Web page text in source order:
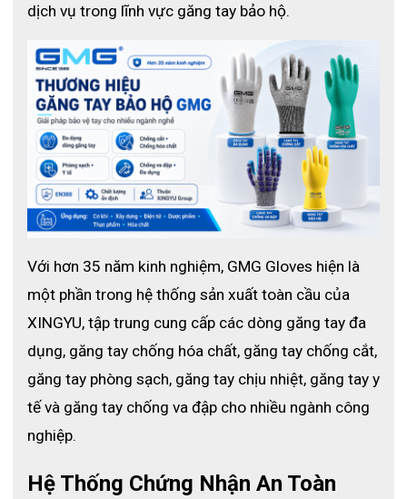
Thông tin găng tay chống cắt cấp độ 5
2. Đặc điểm nổi bật của găng tay
chống cắt H5101
⚡Chống cắt mạnh mẽ – Đạt chuẩn ANSI A3
⚡Chất liệu : Sử dụng sợi HPPE (High-Performance Polyethylene)
kết hợp sợi thủy tinh – thấm hút mồ hôi tốt, không gây bí nóng
⚡Tiêu chuẩn: Đạt EN388: 4X42C – khả năng chống cắt cấp độ
cao, chống mài mòn, chống rách, đâm xuyên hiệu quả.
dịch vụ trong lĩnh vực găng tay bảo hộ.
Với hơn 35 năm kinh nghiệm, GMG Gloves hiện là
một phần trong hệ thống sản xuất toàn cầu của
XINGYU, tập trung cung cấp các dòng găng tay đa
dụng, găng tay chống hóa chất, găng tay chống cắt,
găng tay phòng sạch, găng tay chịu nhiệt, găng tay y
tế và găng tay chống va đập cho nhiều ngành công
nghiệp.
Hệ Thống Chứng Nhận An Toàn